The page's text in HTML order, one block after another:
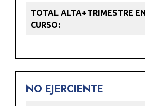
TOTAL ALTA+TRIMESTRE EN
CURSO:
NO EJERCIENTE